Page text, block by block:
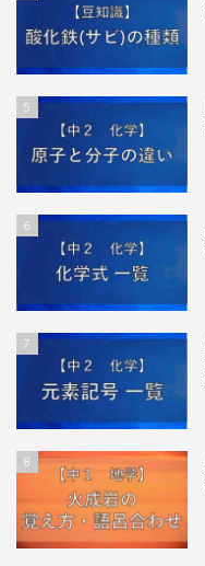
5
6
7
8